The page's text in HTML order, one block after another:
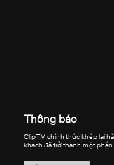
Thông báo
ClipTV chính thức khép lại
khách đã trở thành một